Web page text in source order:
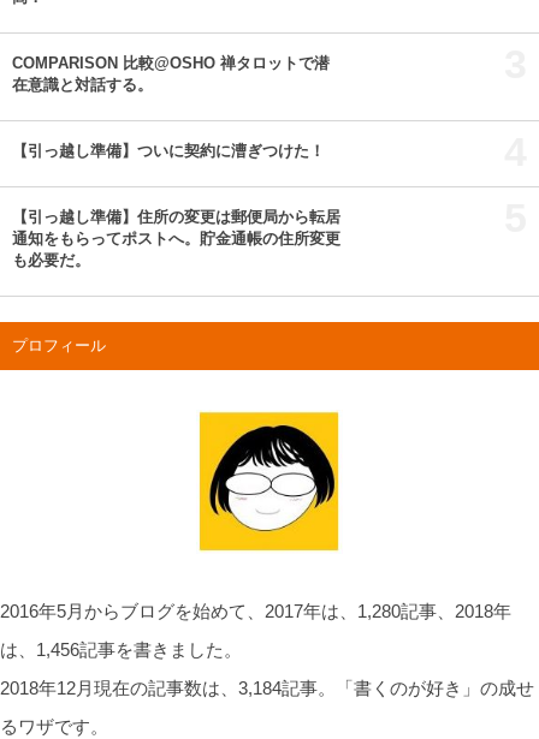
COMPARISON 比較@OSHO 禅タロットで潜
在意識と対話する。
【引っ越し準備】ついに契約に漕ぎつけた！
【引っ越し準備】住所の変更は郵便局から転居
通知をもらってポストへ。貯金通帳の住所変更
も必要だ。
プロフィール
2016年5月からブログを始めて、2017年は、1,280記事、2018年
は、1,456記事を書きました。
2018年12月現在の記事数は、3,184記事。「書くのが好き」の成せ
るワザです。